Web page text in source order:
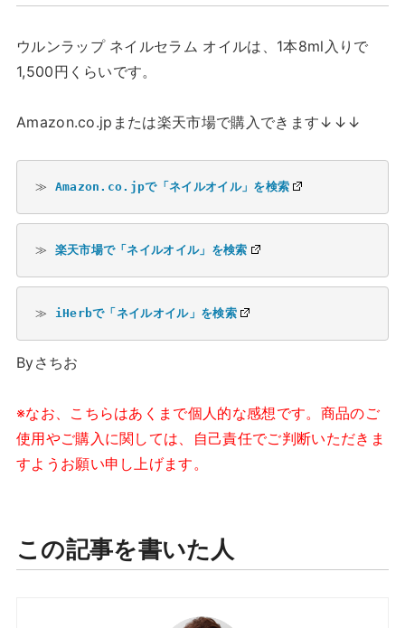
ウルンラップ ネイルセラム オイルは、1本8ml入りで
1,500円くらいです。
Amazon.co.jpまたは楽天市場で購入できます↓↓↓
≫ Amazon.co.jpで「ネイルオイル」を検索
≫ 楽天市場で「ネイルオイル」を検索
≫ iHerbで「ネイルオイル」を検索
Byさちお
※なお、こちらはあくまで個人的な感想です。商品のご
使用やご購入に関しては、自己責任でご判断いただきま
すようお願い申し上げます。
この記事を書いた人